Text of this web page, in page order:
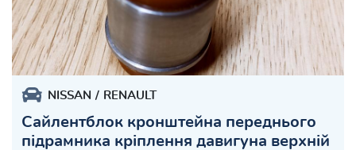
NISSAN RENAULT
Сайлентблок кронштейна переднього
підрамника кріплення давигуна верхній